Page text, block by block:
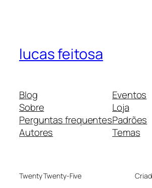
lucas feitosa
Blog
Sobre
Perguntas frequentes
Autores
Eventos
Loja
Padrões
Temas
Twenty Twenty-Five